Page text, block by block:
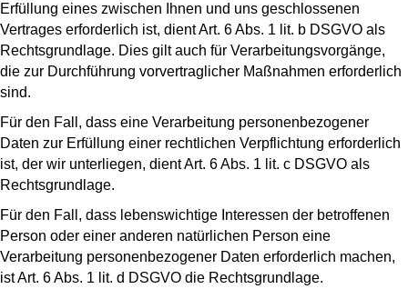
Erfüllung eines zwischen Ihnen und uns geschlossenen
Vertrages erforderlich ist, dient Art. 6 Abs. 1 lit. b DSGVO als
Rechtsgrundlage. Dies gilt auch für Verarbeitungsvorgänge,
die zur Durchführung vorvertraglicher Maßnahmen erforderlich
sind.
Für den Fall, dass eine Verarbeitung personenbezogener
Daten zur Erfüllung einer rechtlichen Verpflichtung erforderlich
ist, der wir unterliegen, dient Art. 6 Abs. 1 lit. c DSGVO als
Rechtsgrundlage.
Für den Fall, dass lebenswichtige Interessen der betroffenen
Person oder einer anderen natürlichen Person eine
Verarbeitung personenbezogener Daten erforderlich machen,
ist Art. 6 Abs. 1 lit. d DSGVO die Rechtsgrundlage.